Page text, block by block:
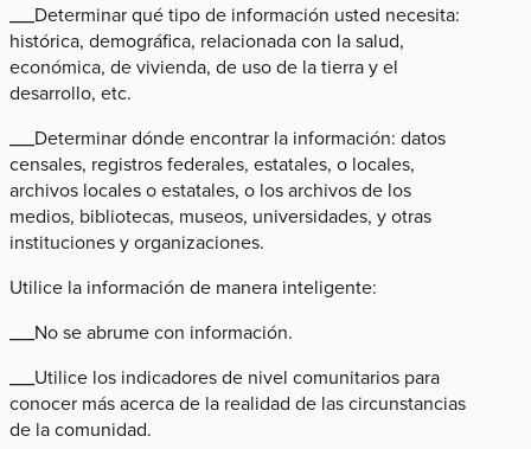
___Determinar qué tipo de información usted necesita:
histórica, demográfica, relacionada con la salud,
económica, de vivienda, de uso de la tierra y el
desarrollo, etc.
___Determinar dónde encontrar la información: datos
censales, registros federales, estatales, o locales,
archivos locales o estatales, o los archivos de los
medios, bibliotecas, museos, universidades, y otras
instituciones y organizaciones.
Utilice la información de manera inteligente:
___No se abrume con información.
___Utilice los indicadores de nivel comunitarios para
conocer más acerca de la realidad de las circunstancias
de la comunidad.